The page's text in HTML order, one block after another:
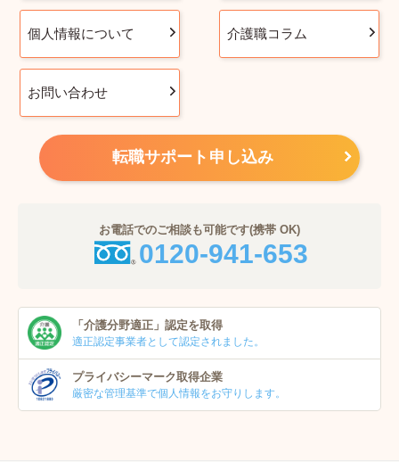
個人情報について 介護職コラム
お問い合わせ
転職サポート申し込み
お電話でのご相談も可能です(携帯 OK)
0120-941-653
「介護分野適正」 認定を取得
適正認定事業者として認定されました。
プライバシーマーク取得企業
厳密な管理基準で個人情報をお守りします。